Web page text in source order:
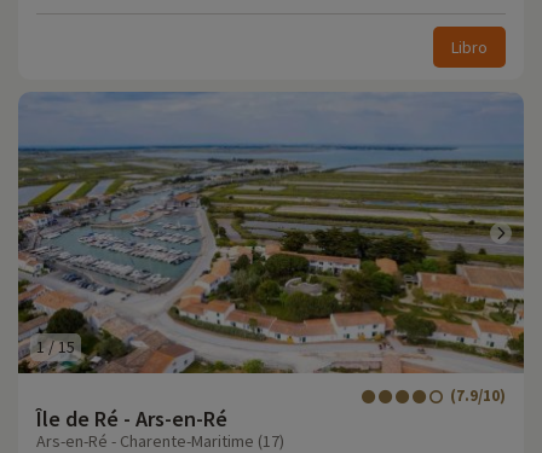
Libro
1/15
Île de Ré - Ars-en-Ré
(7.9/10)
Ars-en-Ré - Charente-Maritime (17)